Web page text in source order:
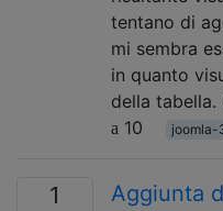
tentano di
mi sembra
in quanto
della
10
joomla-
1
Aggiunta